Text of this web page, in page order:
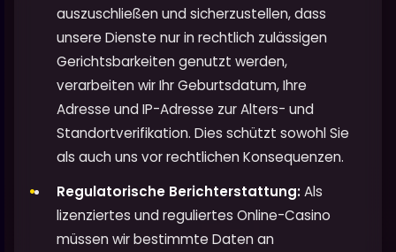
auszuschließen und sicherzustellen, dass
unsere Dienste nur in rechtlich zulässigen
Gerichtsbarkeiten genutzt werden,
verarbeiten wir Ihr Geburtsdatum, Ihre
Adresse und IP-Adresse zur Alters- und
Standortverifikation. Dies schützt sowohl Sie
als auch uns vor rechtlichen Konsequenzen.
Regulatorische Berichterstattung:Als
lizenziertes und reguliertes Online-Casino
müssen wir bestimmte Daten an